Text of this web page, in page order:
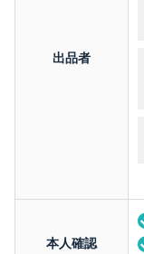
出品者
本人確認